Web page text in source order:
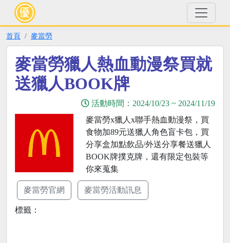
首頁 麥當勞
麥當勞獵人熱血動漫祭買就
送獵人BOOK牌
活動時間： 2024/10/23 ~ 2024/11/19
麥當勞x獵人x聯手熱血動漫祭，買
食物加89元送獵人角色盲卡包，買
分享盒加點飲品/外送分享餐送獵人
BOOK牌撲克牌，還有限定包裝等
你來蒐集
麥當勞官網 麥當勞活動訊息
標籤：